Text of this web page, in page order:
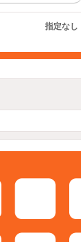
指定なし